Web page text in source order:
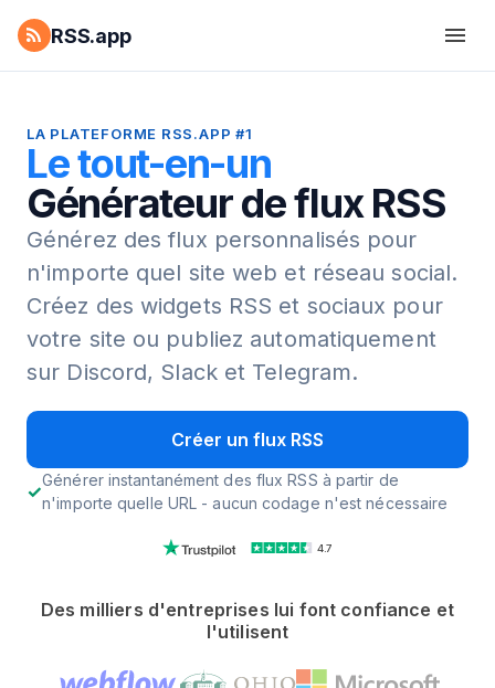
RSS.app
LA PLATEFORME RSS.APP #1
Le tout-en-un
Générateur de flux RSS
Générez des flux personnalisés pour
n'importe quel site web et réseau social.
Créez des widgets RSS et sociaux pour
votre site ou publiez automatiquement
sur Discord, Slack et Telegram.
Créer un flux RSS
Générer instantanément des flux RSS à partir de
n'importe quelle URL - aucun codage n'est nécessaire
4.7
Des milliers d'entreprises lui font confiance et
l'utilisent